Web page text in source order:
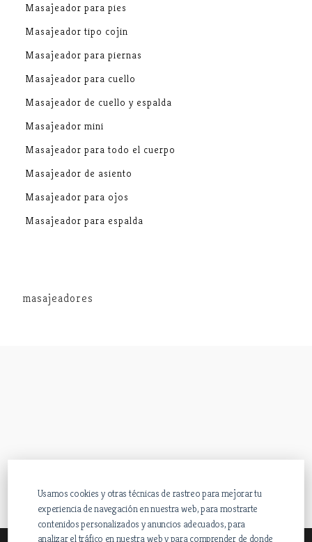
Masajeador para pies
Masajeador tipo cojin
Masajeador para piernas
Masajeador para cuello
Masajeador de cuello y espalda
Masajeador mini
Masajeador para todo el cuerpo
Masajeador de asiento
Masajeador para ojos
Masajeador para espalda
masajeadores
Usamos cookies y otras técnicas de rastreo para mejorar tu
experiencia de navegación en nuestra web, para mostrarte
contenidos personalizados y anuncios adecuados, para
analizar el tráfico en nuestra web y para comprender de donde